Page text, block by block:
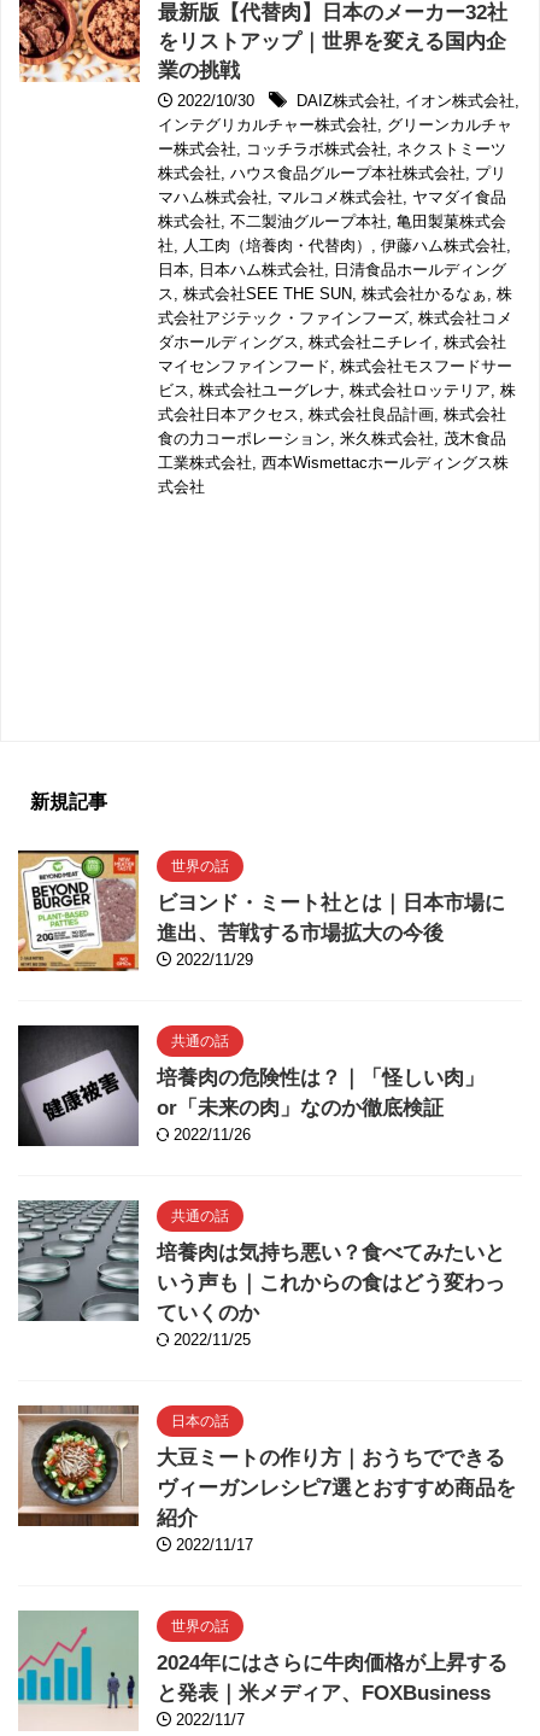
最新版【代替肉】日本のメーカー32社
をリストアップ｜世界を変える国内企
業の挑戦
2022/10/30 DAIZ株式会社, イオン株式会社,
インテグリカルチャー株式会社, グリーンカルチャ
ー株式会社, コッチラボ株式会社, ネクストミーツ
株式会社, ハウス食品グループ本社株式会社, プリ
マハム株式会社, マルコメ株式会社, ヤマダイ食品
株式会社, 不二製油グループ本社, 亀田製菓株式会
社, 人工肉（培養肉・代替肉） , 伊藤ハム株式会社,
日本, 日本ハム株式会社, 日清食品ホールディング
ス, 株式会社SEE THE SUN, 株式会社かるなぁ, 株
式会社アジテック・ファインフーズ, 株式会社コメ
ダホールディングス, 株式会社ニチレイ , 株式会社
マイセンファインフード, 株式会社モスフードサー
ビス, 株式会社ユーグレナ, 株式会社ロッテリア, 株
式会社日本アクセス, 株式会社良品計画, 株式会社
食の力コーポレーション, 米久株式会社, 茂木食品
工業株式会社, 西本Wismettacホールディングス株
式会社
新規記事
世界の話
ビヨンド・ミート社とは｜日本市場に
進出、苦戦する市場拡大の今後
2022/11/29
共通の話
培養肉の危険性は？｜「怪しい肉」
or「未来の肉」なのか徹底検証
2022/11/26
共通の話
培養肉は気持ち悪い？食べてみたいと
いう声も｜これからの食はどう変わっ
ていくのか
2022/11/25
日本の話
大豆ミートの作り方｜おうちでできる
ヴィーガンレシピ7選とおすすめ商品を
紹介
2022/11/17
世界の話
2024年にはさらに牛肉価格が上昇する
と発表｜米メディア、FOXBusiness
2022/11/7